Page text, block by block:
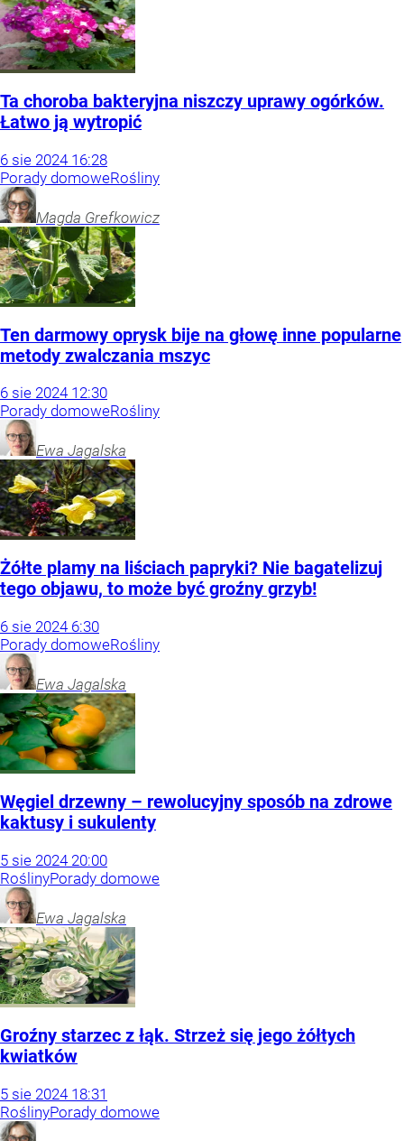
Ta choroba bakteryjna niszczy uprawy ogórków.
Łatwo ją wytropić
6 sie 2024 16:28
Porady domoweRośliny
Magda Grefkowicz
Ten darmowy oprysk bije na głowę inne popularne
metody zwalczania mszyc
6 sie 2024 12:30
Porady domoweRośliny
Ewa Jagalska
Żółte plamy na liściach papryki? Nie bagatelizuj
tego objawu, to może być groźny grzyb!
6 sie 2024 6:30
Porady domoweRośliny
Ewa Jagalska
Węgiel drzewny – rewolucyjny sposób na zdrowe
kaktusy i sukulenty
5 sie 2024 20:00
RoślinyPorady domowe
Ewa Jagalska
Groźny starzec z łąk. Strzeż się jego żółtych
kwiatków
5 sie 2024 18:31
RoślinyPorady domowe